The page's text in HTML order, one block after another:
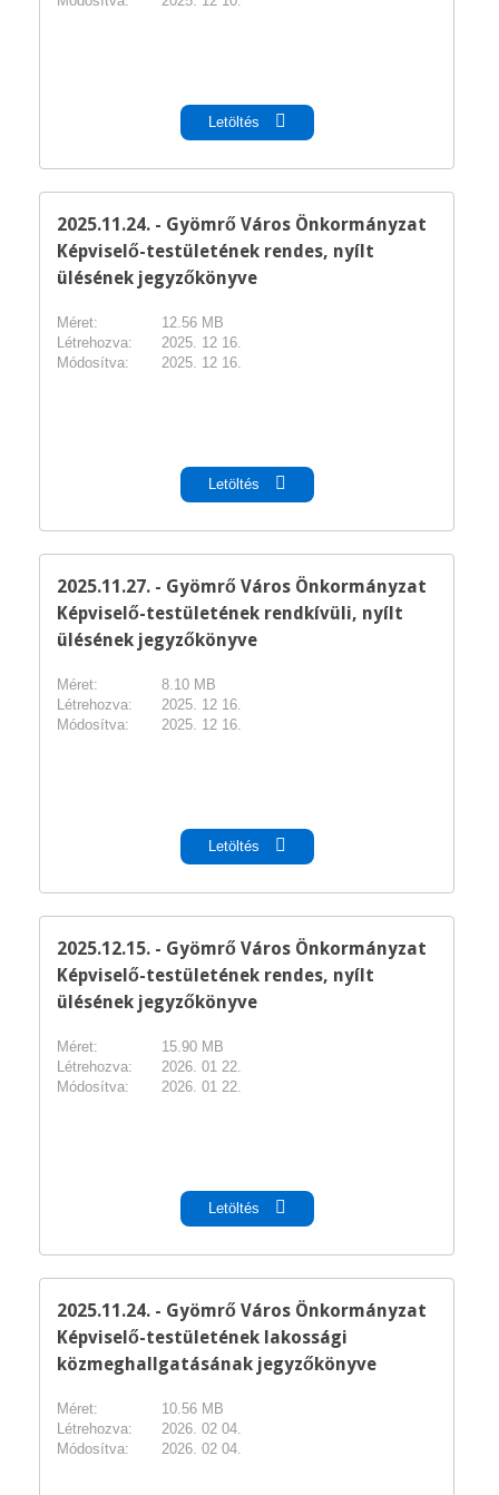
Letöltés
2025.11.24. - Gyömrő Város Önkormányzat
Képviselő-testületének rendes, nyílt
ülésének jegyzőkönyve
Méret:
12.56 MB
Létrehozva:
2025. 12 16.
Módosítva:
2025. 12 16.
Letöltés
2025.11.27. - Gyömrő Város Önkormányzat
Képviselő-testületének rendkívüli, nyílt
ülésének jegyzőkönyve
Méret:
8.10 MB
Létrehozva:
2025. 12 16.
Módosítva:
2025. 12 16.
Letöltés
2025.12.15. - Gyömrő Város Önkormányzat
Képviselő-testületének rendes, nyílt
ülésének jegyzőkönyve
Méret:
15.90 MB
Létrehozva:
2026. 01 22.
Módosítva:
2026. 01 22.
Letöltés
2025.11.24. - Gyömrő Város Önkormányzat
Képviselő-testületének lakossági
közmeghallgatásának jegyzőkönyve
Méret:
10.56 MB
Létrehozva:
2026. 02 04.
Módosítva:
2026. 02 04.